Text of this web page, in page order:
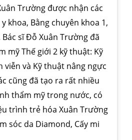
Trường được nhận các
khoa, Bằng chuyên khoa 1,
Bác sĩ Đỗ Xuân Trường đã
mỹ Thế giới 2 kỹ thuật: Kỹ
viễn và Kỹ thuật nâng ngực
cũng đã tạo ra rất nhiều
thẩm mỹ trong nước, có
trình trẻ hóa Xuân Trường
sóc da Diamond, Cấy mi